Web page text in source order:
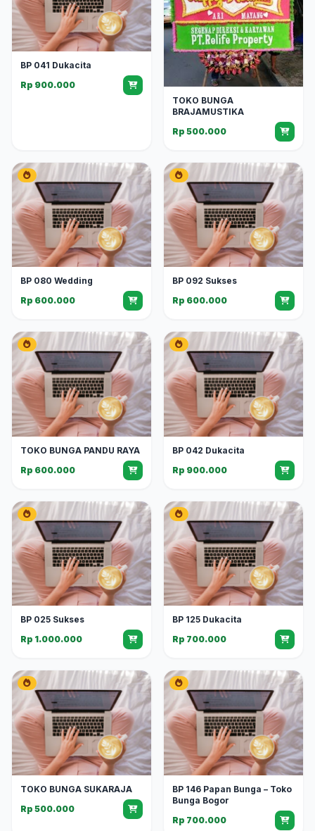
BP 041 Dukacita
Rp 900.000
TOKO BUNGA
BRAJAMUSTIKA
Rp 500.000
BP 080 Wedding
Rp 600.000
BP 092 Sukses
Rp 600.000
TOKO BUNGA PANDU RAYA
Rp 600.000
BP 042 Dukacita
Rp 900.000
BP 025 Sukses
Rp 1.000.000
BP 125 Dukacita
Rp 700.000
TOKO BUNGA SUKARAJA
Rp 500.000
BP 146 Papan Bunga – Toko
Bunga Bogor
Rp 700.000